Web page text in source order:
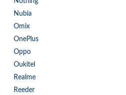
Nubia
Omix
OnePlus
Oppo
Oukitel
Realme
Reeder